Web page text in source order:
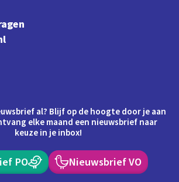
al? Blijf op de hoogte door je aan
elke maand een nieuwsbrief naar
keuze in je inbox!
PO Nieuwsbrief VO